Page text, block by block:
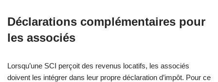
Déclarations complémentaires pour
les associés
Lorsqu’une SCI perçoit des revenus locatifs, les associés
doivent les intégrer dans leur propre déclaration d’impôt. Pour ce